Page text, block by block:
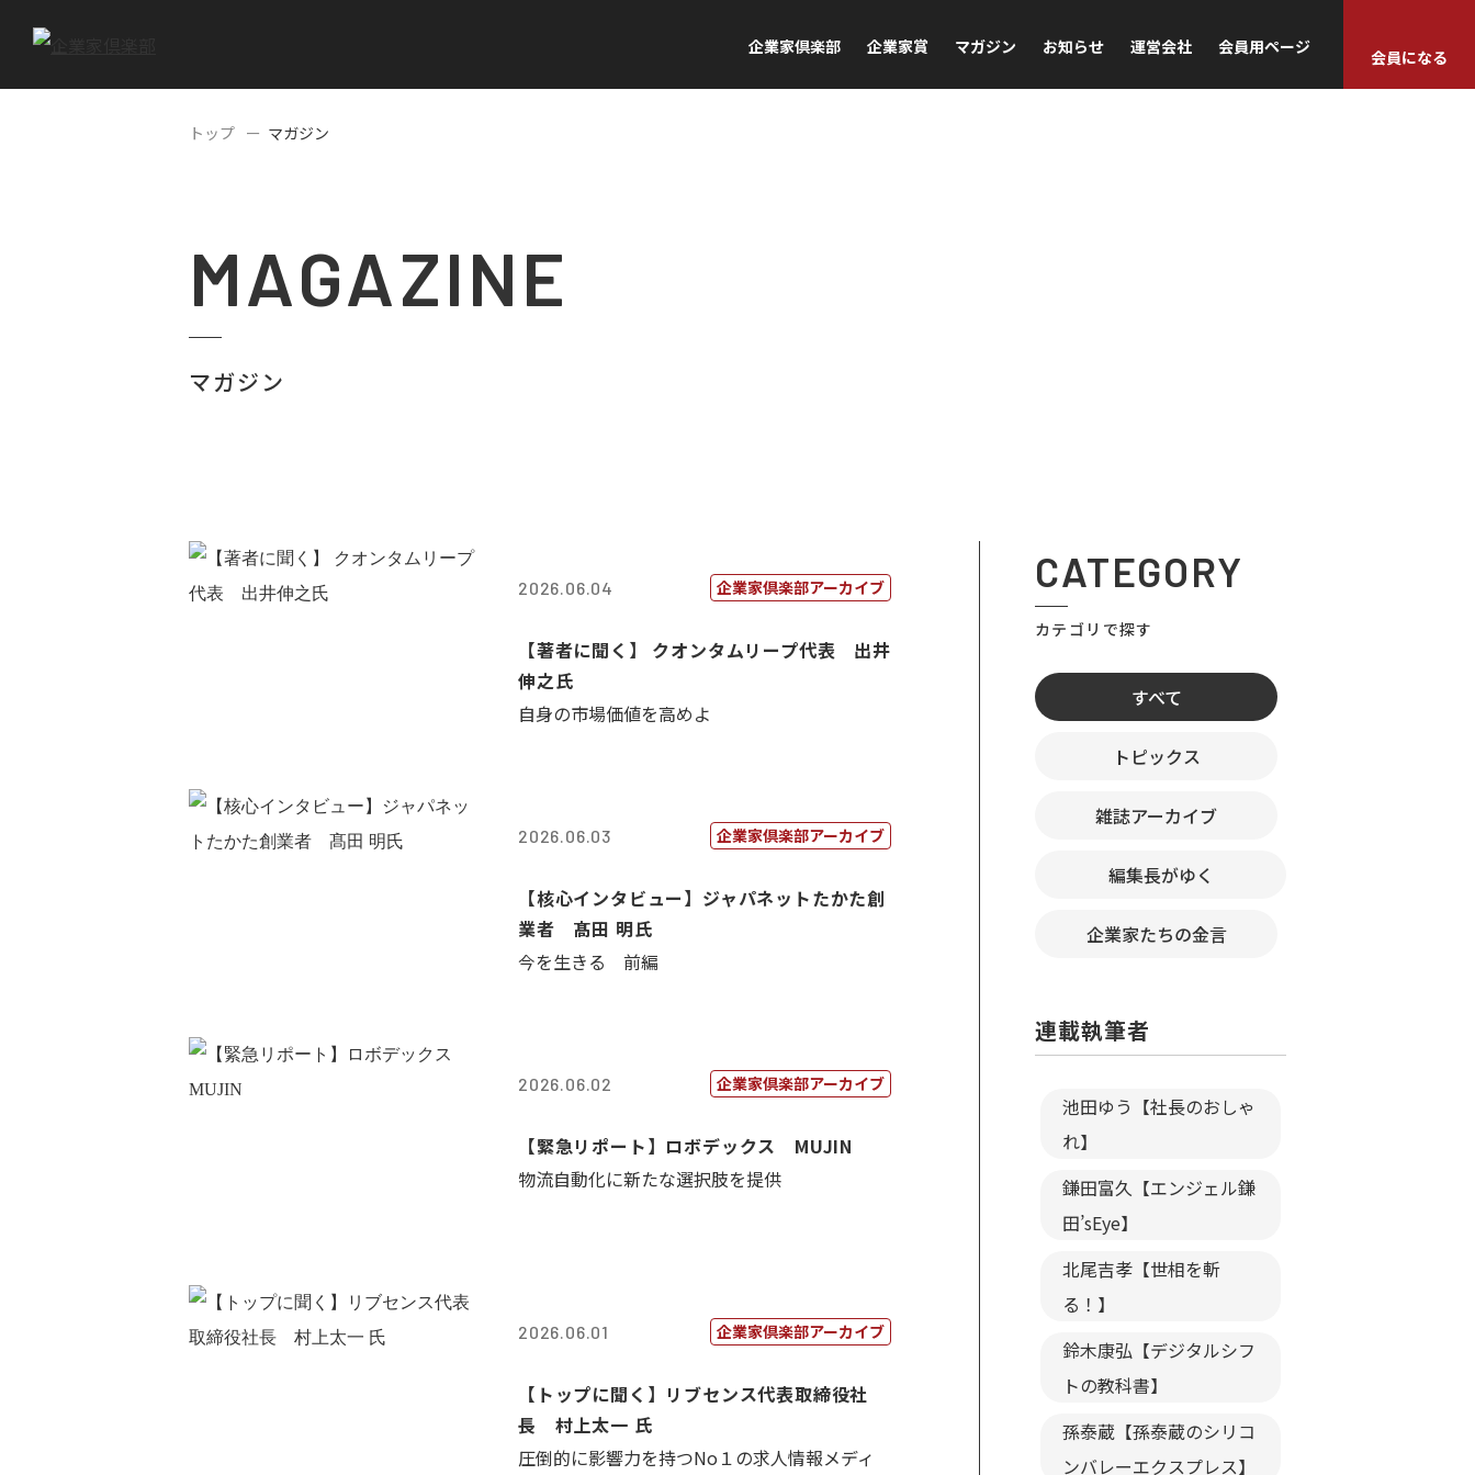
企業家倶楽部 企業家賞 マガジン お知らせ 運営会社 会員用ページ
会員になる
トップ マガジン
MAGAZINE
マガジン
2026.06.04 企業家倶楽部アーカイブ
【著者に聞く】 クオンタムリープ代表 出井
伸之氏
自身の市場価値を高めよ
2026.06.03 企業家倶楽部アーカイブ
【核心インタビュー】ジャパネットたかた創
業者 髙田 明氏
今を生きる 前編
2026.06.02 企業家倶楽部アーカイブ
【緊急リポート】ロボデックス MUJIN
物流自動化に新たな選択肢を提供
2026.06.01 企業家倶楽部アーカイブ
【トップに聞く】リブセンス代表取締役社
長 村上太一 氏
圧倒的に影響力を持つNo１の求人情報メディ
CATEGORY
カテゴリで探す
すべて
トピックス
雑誌アーカイブ
編集長がゆく
企業家たちの金言
連載執筆者
池田ゆう【社長のおしゃ
れ】
鎌田富久【エンジェル鎌
田’sEye】
北尾吉孝【世相を斬
る！】
鈴木康弘【デジタルシフ
トの教科書】
孫泰蔵【孫泰蔵のシリコ
ンバレーエクスプレス】